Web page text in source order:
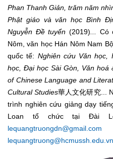
Phan Thanh Giản, trăm năm
Phật giáo và văn học Bình
Nguyễn Đề tuyển (2019)
Có
Nôm, văn học Hán Nôm Nam
quốc tế: Nghiên cứu Văn học,
học, Đại học Sài Gòn, Văn hoá
of Chinese Language and
Cultural Studies華人文化研究...
trình nghiên cứu giảng dạy
Loan tổ chức tại Đài
lequangtruongdn@gmail.com
lequangtruong@hcmussh.edu.vn